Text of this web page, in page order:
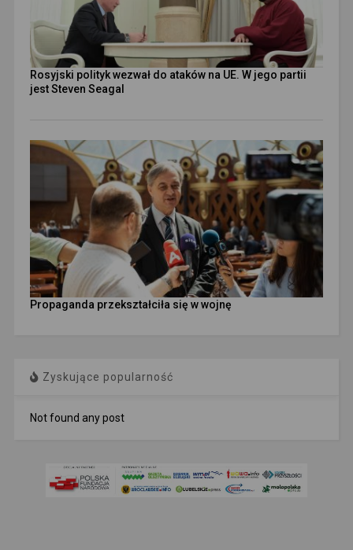
Rosyjski polityk wezwał do ataków na UE. W jego partii
jest Steven Seagal
Propaganda przekształciła się w wojnę
Zyskujące popularność
Not found any post